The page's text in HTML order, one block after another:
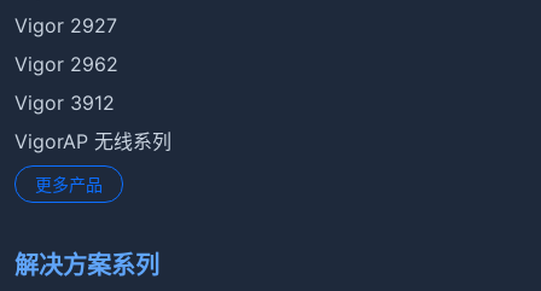
Vigor 2927
Vigor 2962
Vigor 3912
VigorAP 无线系列
更多产品
解决方案系列